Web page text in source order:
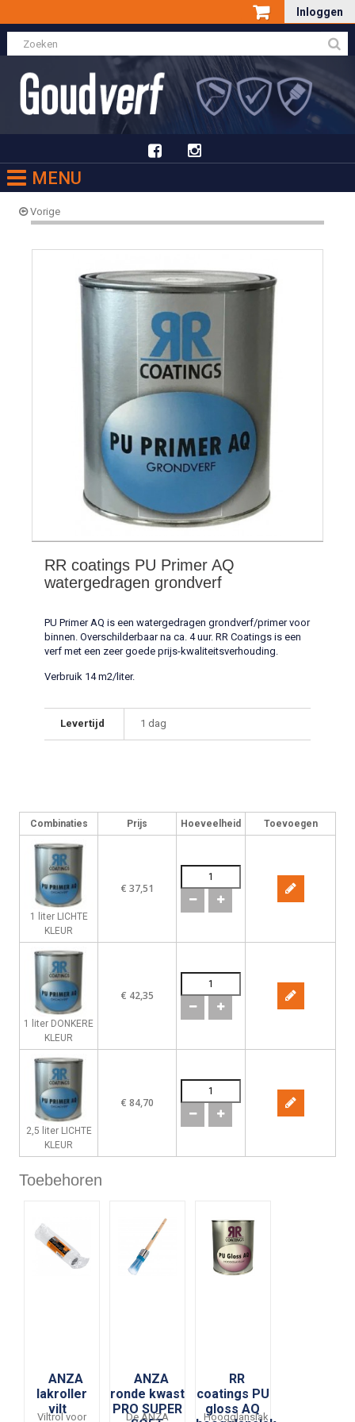
Inloggen
MENU
Vorige
RR coatings PU Primer AQ
watergedragen grondverf
PU Primer AQ is een watergedragen grondverf/primer voor
binnen. Overschilderbaar na ca. 4 uur. RR Coatings is een
verf met een zeer goede prijs-kwaliteitsverhouding.
Verbruik 14 m2/liter.
Levertijd 1 dag
Combinaties Prijs Hoeveelheid Toevoegen
1 liter LICHTE
KLEUR
€ 37,51
1 liter DONKERE
KLEUR
€ 42,35
2,5 liter LICHTE
KLEUR
€ 84,70
Toebehoren
ANZA
lakroller
vilt
Viltrol voor
ANZA
ronde kwast
PRO SUPER
De ANZA
RR
coatings PU
gloss AQ
Hoogglanslak